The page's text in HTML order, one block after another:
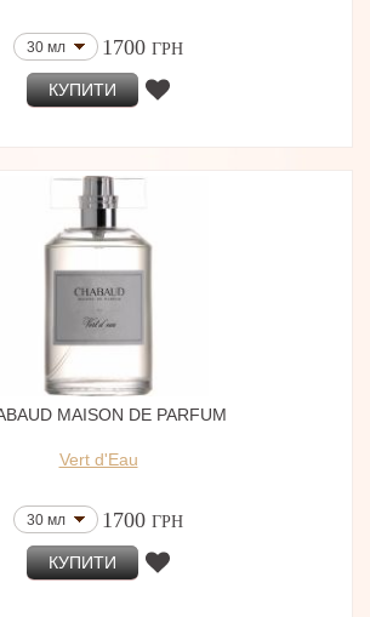
30 мл 1700 ГРН
КУПИТИ
MAISON DE PARFUM
Vert d'Eau
30 мл 1700 ГРН
КУПИТИ